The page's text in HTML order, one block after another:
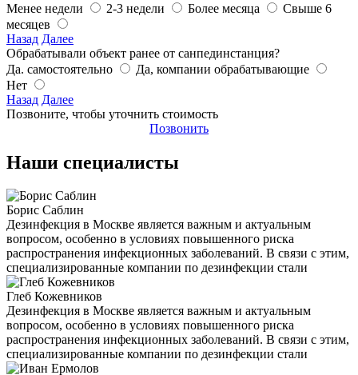
Менее недели
2-3 недели Более месяца
Свыше 6
месяцев
Назад Далее
Обрабатывали объект ранее от санпединстанция?
Да. самостоятельно
Да, компании обрабатывающие
Нет
Назад Далее
Позвоните, чтобы уточнить стоимость
Позвонить
Наши специалисты
Борис Саблин
Дезинфекция в Москве является важным и актуальным
вопросом, особенно в условиях повышенного риска
распространения инфекционных заболеваний. В связи с этим,
специализированные компании по дезинфекции стали
Глеб Кожевников
Дезинфекция в Москве является важным и актуальным
вопросом, особенно в условиях повышенного риска
распространения инфекционных заболеваний. В связи с этим,
специализированные компании по дезинфекции стали